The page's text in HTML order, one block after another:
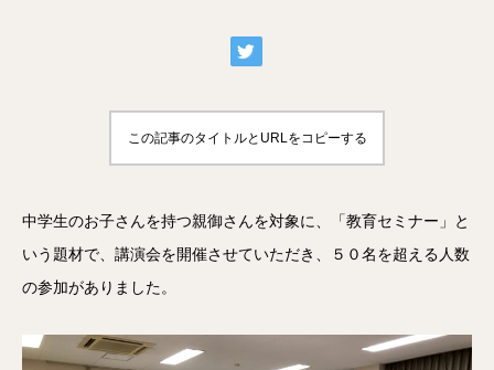
この記事のタイトルとURLをコピーする
中学生のお子さんを持つ親御さんを対象に、「教育セミナー」と
いう題材で、講演会を開催させていただき、５０名を超える人数
の参加がありました。